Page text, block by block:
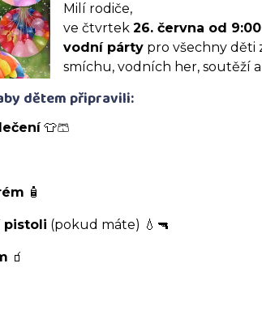
Milí rodiče,
ve čtvrtek 26. června od 9:00
vodní párty pro všechny děti
smíchu, vodních her, soutěží
dětem připravili:
👕🩳
🧴
pistoli (pokud máte) 💧🔫
🧃